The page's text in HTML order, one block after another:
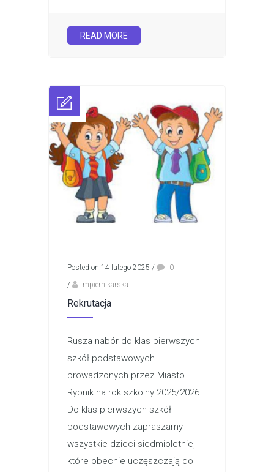
READ MORE
Posted on 14 lutego 2025 /
0
/
mpiernikarska
Rekrutacja
Rusza nabór do klas pierwszych
szkół podstawowych
prowadzonych przez Miasto
Rybnik na rok szkolny 2025/2026
Do klas pierwszych szkół
podstawowych zapraszamy
wszystkie dzieci siedmioletnie,
które obecnie uczęszczają do